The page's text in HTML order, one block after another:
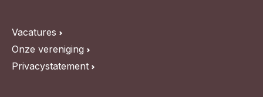
Vacatures
Onze vereniging
Privacystatement